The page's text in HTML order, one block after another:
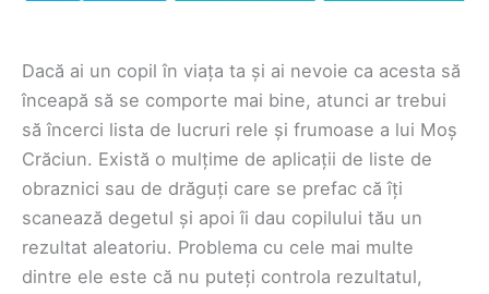
Dacă ai un copil în viața ta și ai nevoie ca acesta să
înceapă să se comporte mai bine, atunci ar trebui
să încerci lista de lucruri rele și frumoase a lui Moș
Crăciun. Există o mulțime de aplicații de liste de
obraznici sau de drăguți care se prefac că îți
scanează degetul și apoi îi dau copilului tău un
rezultat aleatoriu. Problema cu cele mai multe
dintre ele este că nu puteți controla rezultatul,